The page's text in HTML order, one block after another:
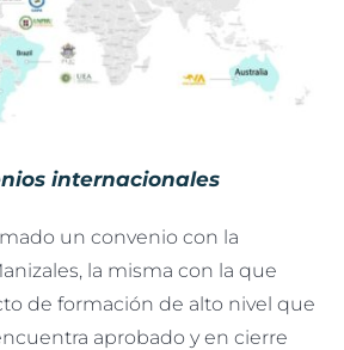
internacionales
un convenio con la
la misma con la que
de formación de alto nivel que
aprobado y en cierre